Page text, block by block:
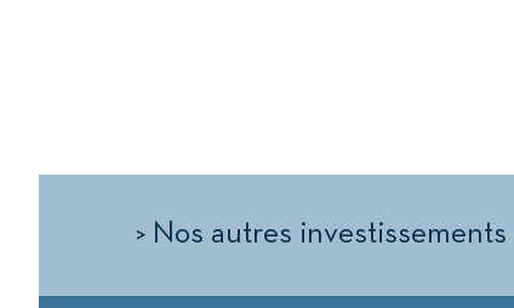
> Nos autres investissements